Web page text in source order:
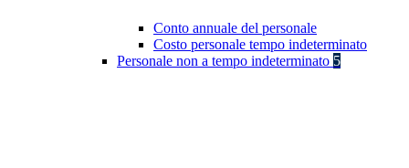
Conto annuale del personale
Costo personale tempo indeterminato
Personale non a tempo indeterminato 5